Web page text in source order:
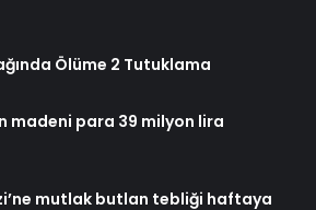
Ölüme 2 Tutuklama
madeni para 39 milyon lira
mutlak butlan tebliği haftaya